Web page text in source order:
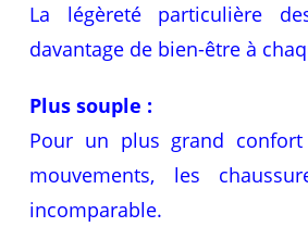
La légèreté particulière
davantage de bien-être à
Plus souple :
Pour un plus grand
mouvements, les
incomparable.